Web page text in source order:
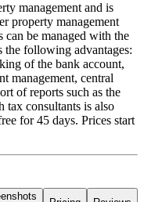
management and is
property management
can be managed with the
the following advantages:
of the bank account,
management, central
of reports such as the
tax consultants is also
for 45 days. Prices start